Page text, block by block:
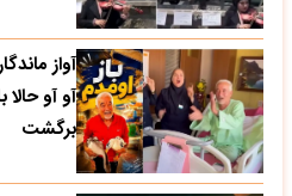
آواز
آو آو
برگشت